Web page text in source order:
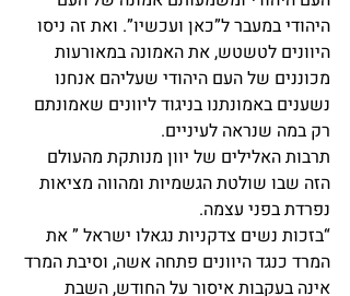
היהודי במעבר ל”כאן ועכשיו”. ואת זה ניסו
היוונים לטשטש, את האמונה במאורעות
מכוננים של העם היהודי שעליהם אנחנו
נשענים באמונתנו בניגוד ליוונים שאמונתם
רק במה שנראה לעיניים.
תרבות האלילים של יוון מנותקת מהעולם
הזה שבו שולטת הגשמיות ומהווה מציאות
נפרדת בפני עצמה.
“בזכות נשים צדקניות נגאלו ישראל ” את
המרד כנגד היוונים פתחה אשה, וסיבת המרד
אינה בעקבות איסור על החודש, השבת